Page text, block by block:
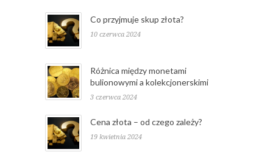
Co przyjmuje skup złota?
10 czerwca 2024
Różnica między monetami
bulionowymi a kolekcjonerskimi
3 czerwca 2024
Cena złota – od czego zależy?
19 kwietnia 2024